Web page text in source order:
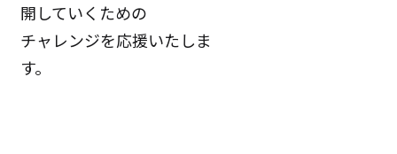
開していくための
チャレンジを応援いたしま
す。